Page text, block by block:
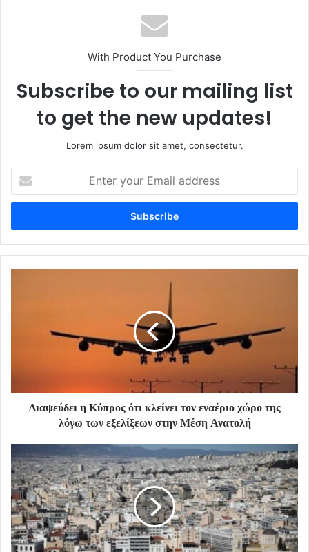
With Product You Purchase
Subscribe to our mailing list
to get the new updates!
Lorem ipsum dolor sit amet, consectetur.
your
Email
Διαψεύδει η Κύπρος ότι κλείνει τον εναέριο χώρο της
λόγω των εξελίξεων στην Μέση Ανατολή